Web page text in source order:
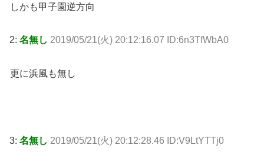
しかも甲子園逆方向
2: 名無し 2019/05/21(火) 20:12:16.07 ID:6n3TfWbA0
更に浜風も無し
3: 名無し 2019/05/21(火) 20:12:28.46 ID:V9LtYTTj0